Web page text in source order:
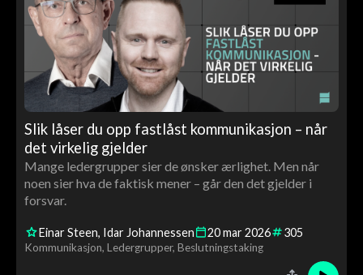
Slik låser du opp fastlåst kommunikasjon – når
det virkelig gjelder
Mange ledergrupper sier de ønsker ærlighet. Men når
noen sier hva de faktisk mener – går den det gjelder i
forsvar.
Einar Steen Idar Johannessen 20mar2026 305
Kommunikasjon Ledergrupper Beslutningstaking